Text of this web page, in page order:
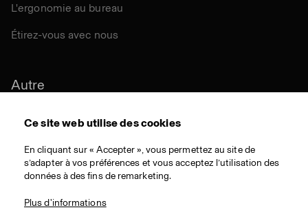
L'ergonomie au bureau
Étirez-vous avec nous
Autre
Matériaux
Ce site web utilise des cookies
En cliquant sur « Accepter », vous permettez au site de
s’adapter à vos préférences et vous acceptez l’utilisation des
données à des fins de remarketing.
Plus d'informations